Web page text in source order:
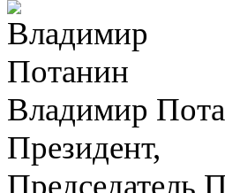
Владимир
Президент,